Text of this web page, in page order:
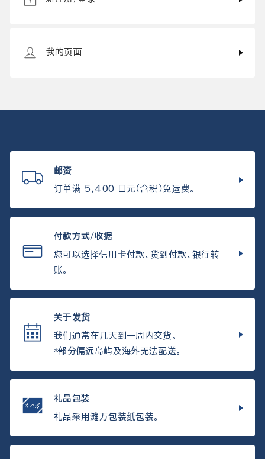
我的页面
邮资
订单满 5,400 日元（含税）免运费。
付款方式/收据
您可以选择信用卡付款、货到付款、银行转
账。
关于发货
我们通常在几天到一周内交货。
*部分偏远岛屿及海外无法配送。
礼品包装
礼品采用滩万包装纸包装。